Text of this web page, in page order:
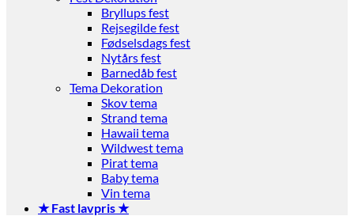
Bryllups fest
Rejsegilde fest
Fødselsdags fest
Nytårs fest
Barnedåb fest
Tema Dekoration
Skov tema
Strand tema
Hawaii tema
Wildwest tema
Pirat tema
Baby tema
Vin tema
★ Fast lavpris ★